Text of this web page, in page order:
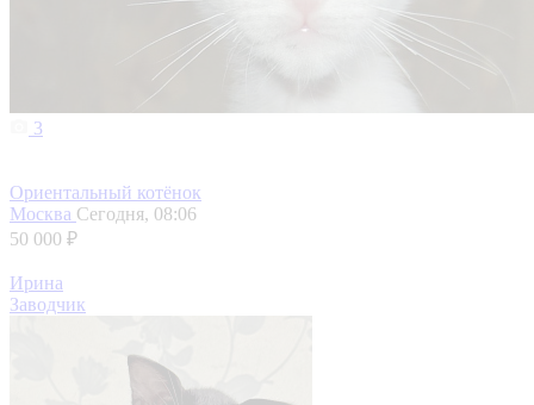
3
Ориентальный котёнок
Москва Сегодня, 08:06
50 000 ₽
Ирина
Заводчик